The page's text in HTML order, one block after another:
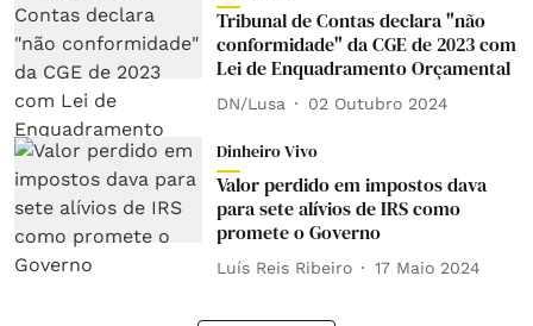
Tribunal de Contas declara "não
conformidade" da CGE de 2023 com
Lei de Enquadramento Orçamental
DN/Lusa 02 Outubro 2024
Dinheiro Vivo
Valor perdido em impostos dava
para sete alívios de IRS como
promete o Governo
Luís Reis Ribeiro 17 Maio 2024